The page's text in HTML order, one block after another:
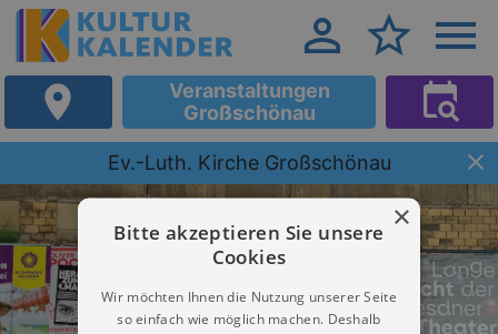
Veranstaltungen
Großschönau
Ev.-Luth. Kirche Großschönau
×
Bitte akzeptieren Sie unsere
Cookies
Wir möchten Ihnen die Nutzung unserer Seite
so einfach wie möglich machen. Deshalb